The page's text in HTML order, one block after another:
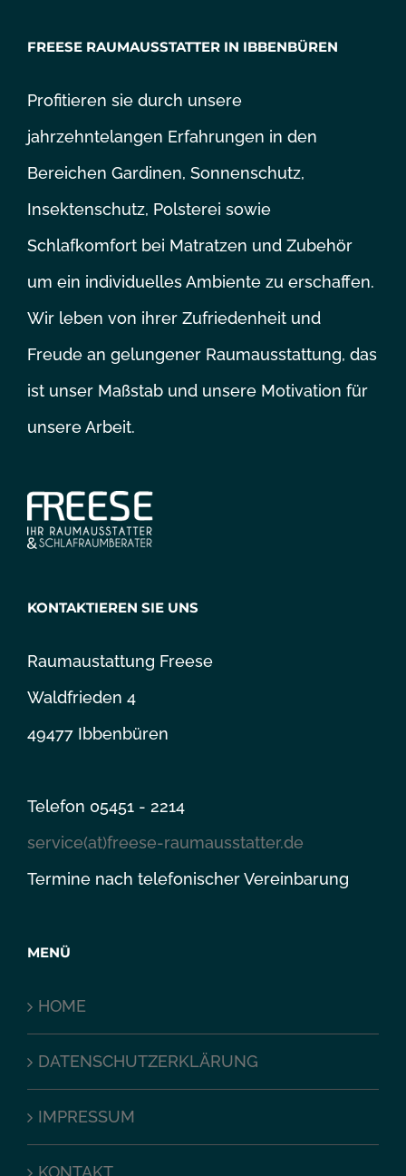
FREESE RAUMAUSSTATTER IN IBBENBÜREN
Profitieren sie durch unsere
jahrzehntelangen Erfahrungen in den
Bereichen Gardinen, Sonnenschutz,
Insektenschutz, Polsterei sowie
Schlafkomfort bei Matratzen und Zubehör
um ein individuelles Ambiente zu erschaffen.
Wir leben von ihrer Zufriedenheit und
Freude an gelungener Raumausstattung, das
ist unser Maßstab und unsere Motivation für
unsere Arbeit.
KONTAKTIEREN SIE UNS
Raumaustattung Freese
Waldfrieden 4
49477 Ibbenbüren
Telefon 05451 - 2214
service(at)freese-raumausstatter.de
Termine nach telefonischer Vereinbarung
MENÜ
HOME
DATENSCHUTZERKLÄRUNG
IMPRESSUM
KONTAKT